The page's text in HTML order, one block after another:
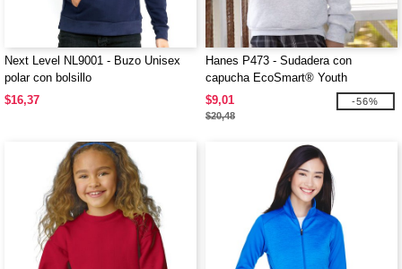
Next Level NL9001 - Buzo Unisex
polar con bolsillo
$16,37
Hanes P473 - Sudadera con
capucha EcoSmart® Youth
$9,01
$20,48
-56%